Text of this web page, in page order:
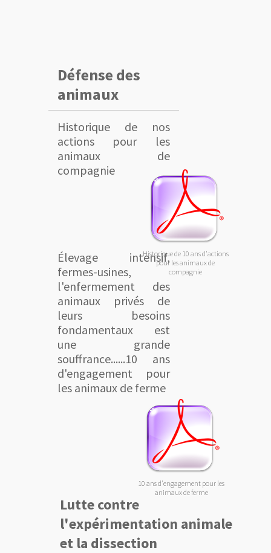
Défense des
animaux
Historique de nos
actions pour les
animaux de
compagnie
Élevage intensif,
fermes-usines,
l'enfermement des
animaux privés de
leurs besoins
fondamentaux est
une grande
souffrance......10 ans
d'engagement pour
les animaux de ferme
Historique de 10 ans d'actions
pour les animaux de
compagnie
10 ans d'engagement pour les
animaux de ferme
Lutte contre
l'expérimentation animale
et la dissection